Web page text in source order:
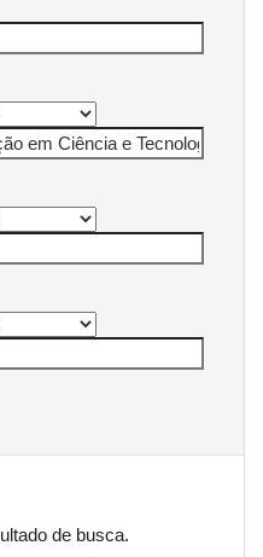
de busca.